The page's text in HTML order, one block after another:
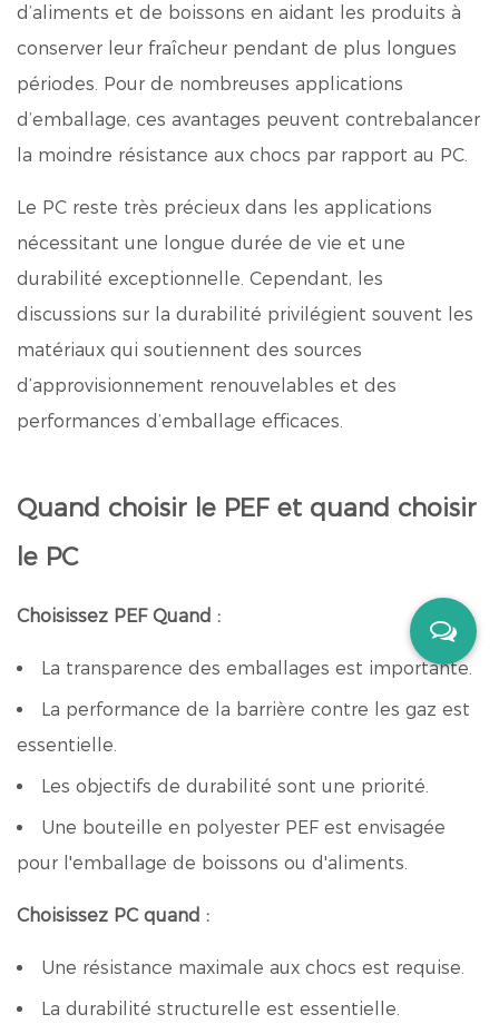
d’aliments et de boissons en aidant les produits à
conserver leur fraîcheur pendant de plus longues
périodes. Pour de nombreuses applications
d’emballage, ces avantages peuvent contrebalancer
la moindre résistance aux chocs par rapport au PC.
Le PC reste très précieux dans les applications
nécessitant une longue durée de vie et une
durabilité exceptionnelle. Cependant, les
discussions sur la durabilité privilégient souvent les
matériaux qui soutiennent des sources
d’approvisionnement renouvelables et des
performances d’emballage efficaces.
Quand choisir le PEF et quand choisir
le PC
Choisissez PEF Quand :
La transparence des emballages est importante.
La performance de la barrière contre les gaz est
essentielle.
Les objectifs de durabilité sont une priorité.
Une bouteille en polyester PEF est envisagée
pour l'emballage de boissons ou d'aliments.
Choisissez PC quand :
Une résistance maximale aux chocs est requise.
La durabilité structurelle est essentielle.